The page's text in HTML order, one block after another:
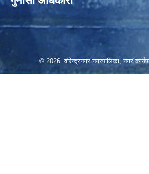
© 2026 वीरेन्द्रनगर नगरपालिका, नगर